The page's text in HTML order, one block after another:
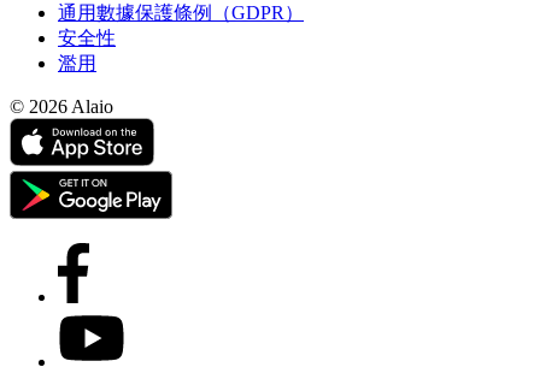
通用數據保護條例（GDPR）
安全性
濫用
© 2026 Alaio